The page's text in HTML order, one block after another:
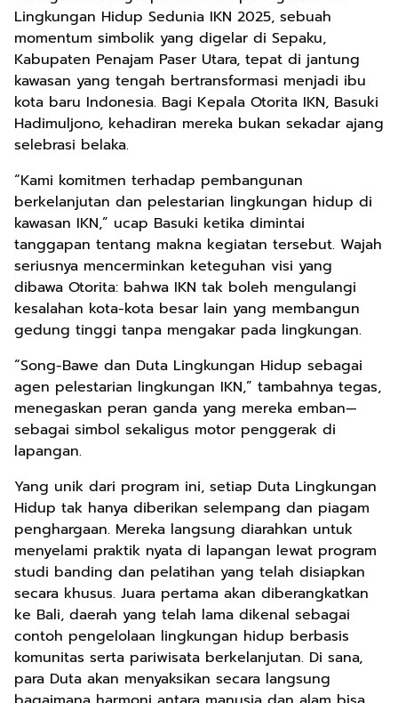
Lingkungan Hidup Sedunia IKN 2025, sebuah
momentum simbolik yang digelar di Sepaku,
Kabupaten Penajam Paser Utara, tepat di jantung
kawasan yang tengah bertransformasi menjadi ibu
kota baru Indonesia. Bagi Kepala Otorita IKN, Basuki
Hadimuljono, kehadiran mereka bukan sekadar ajang
selebrasi belaka.
“Kami komitmen terhadap pembangunan
berkelanjutan dan pelestarian lingkungan hidup di
kawasan IKN,” ucap Basuki ketika dimintai
tanggapan tentang makna kegiatan tersebut. Wajah
seriusnya mencerminkan keteguhan visi yang
dibawa Otorita: bahwa IKN tak boleh mengulangi
kesalahan kota-kota besar lain yang membangun
gedung tinggi tanpa mengakar pada lingkungan.
“Song-Bawe dan Duta Lingkungan Hidup sebagai
agen pelestarian lingkungan IKN,” tambahnya tegas,
menegaskan peran ganda yang mereka emban—
sebagai simbol sekaligus motor penggerak di
lapangan.
Yang unik dari program ini, setiap Duta Lingkungan
Hidup tak hanya diberikan selempang dan piagam
penghargaan. Mereka langsung diarahkan untuk
menyelami praktik nyata di lapangan lewat program
studi banding dan pelatihan yang telah disiapkan
secara khusus. Juara pertama akan diberangkatkan
ke Bali, daerah yang telah lama dikenal sebagai
contoh pengelolaan lingkungan hidup berbasis
komunitas serta pariwisata berkelanjutan. Di sana,
para Duta akan menyaksikan secara langsung